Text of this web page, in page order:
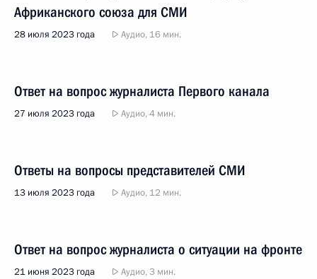
Африканского союза для СМИ
28 июля 2023 года Аудио, 16 мин.
Ответ на вопрос журналиста Первого канала
27 июля 2023 года Аудио, 4 мин.
Ответы на вопросы представителей СМИ
13 июля 2023 года Аудио, 12 мин.
Ответ на вопрос журналиста о ситуации на фронте
21 июня 2023 года Аудио, 3 мин.